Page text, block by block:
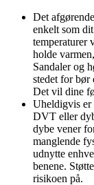
Det
enkelt som
temperaturer
holde
Sandaler og
stedet for bør
Det vil dine
Uheldigvis er
DVT eller
dybe vener
manglende
udnytte
benene.
risikoen på.